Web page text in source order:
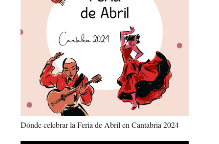
Dónde celebrar la Feria de Abril en Cantabria 2024